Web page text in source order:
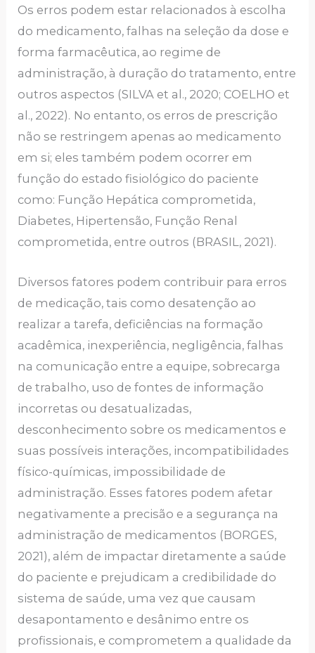
Os erros podem estar relacionados à escolha
do medicamento, falhas na seleção da dose e
forma farmacêutica, ao regime de
administração, à duração do tratamento, entre
outros aspectos (SILVA et al., 2020; COELHO et
al., 2022). No entanto, os erros de prescrição
não se restringem apenas ao medicamento
em si; eles também podem ocorrer em
função do estado fisiológico do paciente
como: Função Hepática comprometida,
Diabetes, Hipertensão, Função Renal
comprometida, entre outros (BRASIL, 2021).
Diversos fatores podem contribuir para erros
de medicação, tais como desatenção ao
realizar a tarefa, deficiências na formação
acadêmica, inexperiência, negligência, falhas
na comunicação entre a equipe, sobrecarga
de trabalho, uso de fontes de informação
incorretas ou desatualizadas,
desconhecimento sobre os medicamentos e
suas possíveis interações, incompatibilidades
físico-químicas, impossibilidade de
administração. Esses fatores podem afetar
negativamente a precisão e a segurança na
administração de medicamentos (BORGES,
2021), além de impactar diretamente a saúde
do paciente e prejudicam a credibilidade do
sistema de saúde, uma vez que causam
desapontamento e desânimo entre os
profissionais, e comprometem a qualidade da